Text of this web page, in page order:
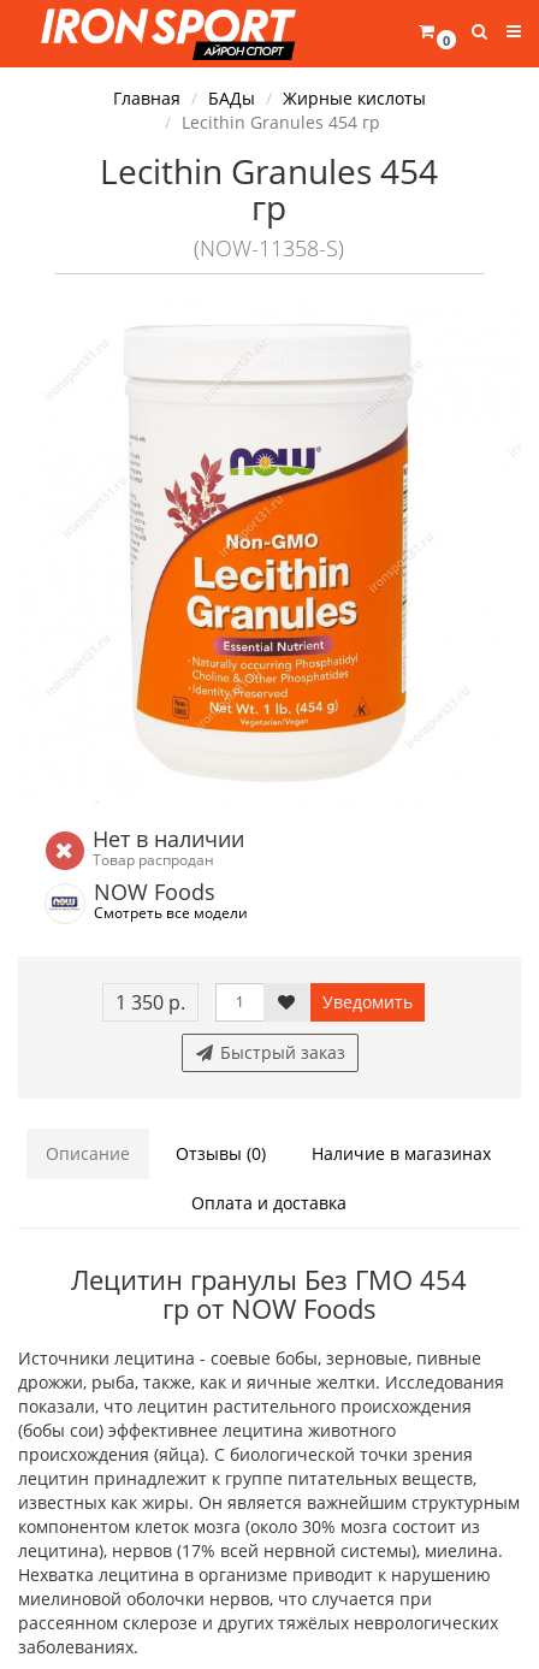
0
Главная БАДы
Жирные кислоты
Lecithin Granules 454 гр
Lecithin Granules 454
гр
(NOW-11358-S)
Нет в наличии
Товар распродан
NOW Foods
Смотреть все модели
1 350 р. Уведомить
Быстрый заказ
Описание Отзывы (0) Наличие в магазинах
Оплата и доставка
Лецитин гранулы Без ГМО 454
гр от NOW Foods
Источники лецитина - соевые бобы, зерновые, пивные
дрожжи, рыба, также, как и яичные желтки. Исследования
показали, что лецитин растительного происхождения
(бобы сои) эффективнее лецитина животного
происхождения (яйца). С биологической точки зрения
лецитин принадлежит к группе питательных веществ,
известных как жиры. Он является важнейшим структурным
компонентом клеток мозга (около 30% мозга состоит из
лецитина), нервов (17% всей нервной системы), миелина.
Нехватка лецитина в организме приводит к нарушению
миелиновой оболочки нервов, что случается при
рассеянном склерозе и других тяжёлых неврологических
заболеваниях.